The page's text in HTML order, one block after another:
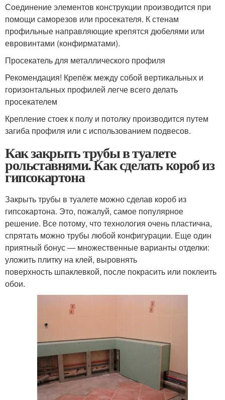
Соединение элементов конструкции производится при
помощи саморезов или просекателя. К стенам
профильные направляющие крепятся дюбелями или
евровинтами (конфирматами).
Просекатель для металлического профиля
Рекомендация! Крепёж между собой вертикальных и
горизонтальных профилей легче всего делать
просекателем
Крепление стоек к полу и потолку производится путем
загиба профиля или с использованием подвесов.
Как закрыть трубы в туалете
рольставнями. Как сделать короб из
гипсокартона
Закрыть трубы в туалете можно сделав короб из
гипсокартона. Это, пожалуй, самое популярное
решение. Все потому, что технология очень пластична,
спрятать можно трубы любой конфигурации. Еще один
приятный бонус — множественные варианты отделки:
уложить плитку на клей, выровнять
поверхность шпаклевкой, после покрасить или поклеить
обои.